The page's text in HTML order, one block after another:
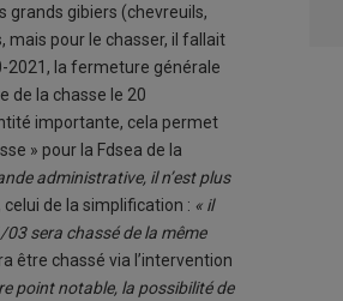
grands gibiers (chevreuils,
mais pour le chasser, il fallait
2021, la fermeture générale
de la chasse le 20
importante, cela permet
» pour la Fdsea de la
administrative, il n’est plus
, celui de la simplification : « il
03 sera chassé de la même
être chassé via l’intervention
point notable, la possibilité de